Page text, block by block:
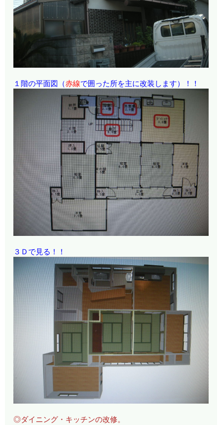
１階の平面図（赤線で囲った所を主に改装します）！！
３Ｄで見る！！
◎ダイニング・キッチンの改修。